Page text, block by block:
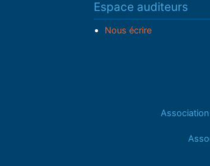
Espace auditeurs
Nous écrire